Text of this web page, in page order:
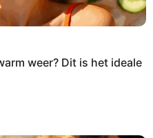
weer? Dit is het ideale